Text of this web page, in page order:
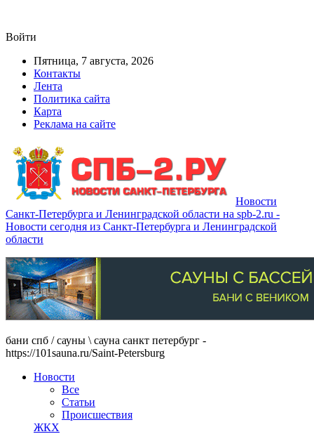
Войти
Пятница, 7 августа, 2026
Контакты
Лента
Политика сайта
Карта
Реклама на сайте
Новости
Санкт-Петербурга и Ленинградской области на spb-2.ru -
Новости сегодня из Санкт-Петербурга и Ленинградской
области
бани спб / сауны \ сауна санкт петербург -
https://101sauna.ru/Saint-Petersburg
Новости
Все
Статьи
Происшествия
ЖКХ